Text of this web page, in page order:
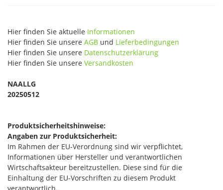
Hier finden Sie aktuelle Informationen
Hier finden Sie unsere AGB und Lieferbedingungen
Hier finden Sie unsere Datenschutzerklärung
Hier finden Sie unsere Versandkosten
NAALLG
20250512
Produktsicherheitshinweise:
Angaben zur Produktsicherheit:
Im Rahmen der EU-Verordnung sind wir verpflichtet,
Informationen über Hersteller und verantwortlichen
Wirtschaftsakteur bereitzustellen. Diese sind für die
Einhaltung der EU-Vorschriften zu diesem Produkt